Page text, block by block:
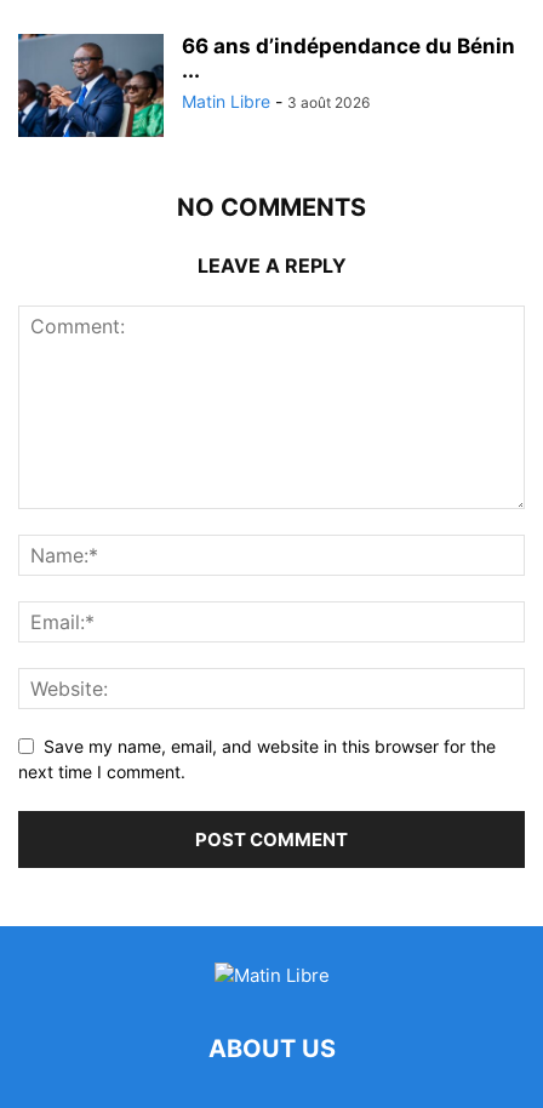
66 ans d’indépendance du Bénin
...
Matin Libre - 3 août 2026
NO COMMENTS
LEAVE A REPLY
Save my name, email, and website in this browser for the
next time I comment.
ABOUT US